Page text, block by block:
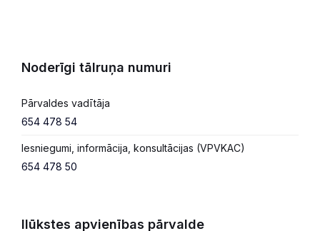
Noderīgi tālruņa numuri
Pārvaldes vadītāja
654 478 54
Iesniegumi, informācija, konsultācijas (VPVKAC)
654 478 50
Ilūkstes apvienības pārvalde